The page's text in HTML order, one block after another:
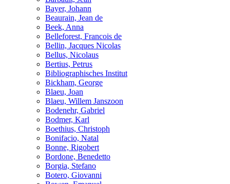
Bayer, Johann
Beaurain, Jean de
Beek, Anna
Belleforest, Francois de
Bellin, Jacques Nicolas
Bellus, Nicolaus
Bertius, Petrus
Bibliographisches Institut
Bickham, George
Blaeu, Joan
Blaeu, Willem Janszoon
Bodenehr, Gabriel
Bodmer, Karl
Boethius, Christoph
Bonifacio, Natal
Bonne, Rigobert
Bordone, Benedetto
Borgia, Stefano
Botero, Giovanni